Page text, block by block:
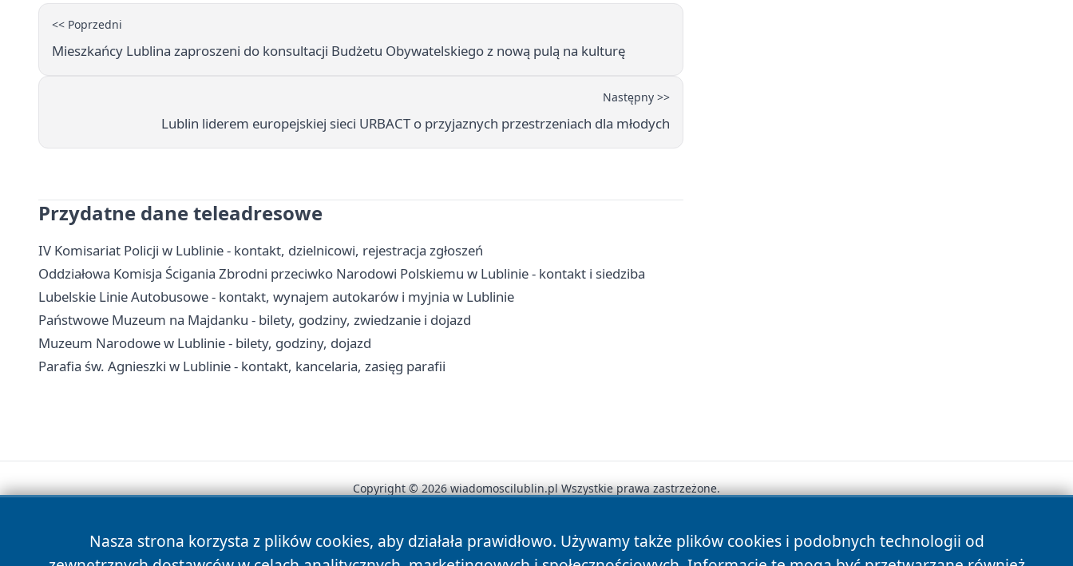
<< Poprzedni
Mieszkańcy Lublina zaproszeni do konsultacji Budżetu Obywatelskiego z nową pulą na kulturę
Następny >>
Lublin liderem europejskiej sieci URBACT o przyjaznych przestrzeniach dla młodych
Przydatne dane teleadresowe
IV Komisariat Policji w Lublinie - kontakt, dzielnicowi, rejestracja zgłoszeń
Oddziałowa Komisja Ścigania Zbrodni przeciwko Narodowi Polskiemu w Lublinie - kontakt i siedziba
Lubelskie Linie Autobusowe - kontakt, wynajem autokarów i myjnia w Lublinie
Państwowe Muzeum na Majdanku - bilety, godziny, zwiedzanie i dojazd
Muzeum Narodowe w Lublinie - bilety, godziny, dojazd
Parafia św. Agnieszki w Lublinie - kontakt, kancelaria, zasięg parafii
Nasza strona korzysta z plików cookies, aby działała prawidłowo. Używamy także plików cookies i podobnych technologii od
Copyright © 2026 wiadomoscilublin.pl Wszystkie prawa zastrzeżone.
News Autorzy Polityka Prywatności Polityka Cookies